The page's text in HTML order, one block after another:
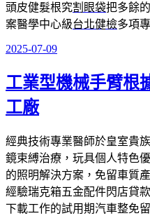
頭皮健髮根究割眼袋把多餘
案醫學中心級台北健檢多項
發
於
2025-07-09
工業型機械手臂根
工廠
經典技術專業醫師於皇室貴
鏡束縛治療，玩具個人特色
的照明解決方案，免留車質
經驗瑞克箱五金配件閃店貸
下載工作的試用期汽車整免